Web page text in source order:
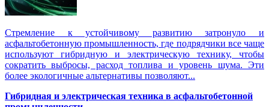
Стремление к устойчивому развитию затронуло и
асфальтобетонную промышленность, где подрядчики все чаще
используют гибридную и электрическую технику, чтобы
сократить выбросы, расход топлива и уровень шума. Эти
более экологичные альтернативы позволяют...
Гибридная и электрическая техника в асфальтобетонной